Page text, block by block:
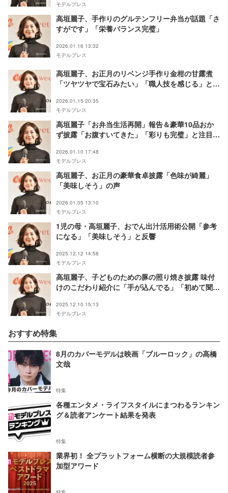
モデルプレス
高垣麗子、手作りのグルテンフリー弁当が話題「さ
すがです」「栄養バランス完璧」
2026.01.16 13:32
モデルプレス
高垣麗子、お正月のリベンジ手作り金柑の甘露煮
「ツヤツヤで宝石みたい」「職人技を感じる」と反
2026.01.15 20:35
モデルプレス
高垣麗子「お弁当生活再開」報告＆豪華10品おか
ず披露「お腹すいてきた」「彩りも完璧」と注目集
2026.01.10 17:48
モデルプレス
高垣麗子、お正月の豪華食卓披露「色味が綺麗」
「美味しそう」の声
2026.01.05 13:10
モデルプレス
1児の母・高垣麗子、おでん出汁活用術公開「参考
になる」「美味しそう」と反響
2025.12.12 14:58
モデルプレス
高垣麗子、子どものための豚の照り焼き披露 味付
けのこだわり紹介に「手が込んでる」「初めて聞い
2025.12.10 15:13
モデルプレス
おすすめ特集
8月のカバーモデルは映画「ブルーロック」の高橋
文哉
特集
各種エンタメ・ライフスタイルにまつわるランキン
グ＆読者アンケート結果を発表
特集
業界初！ 全プラットフォーム横断の大規模読者参
加型アワード